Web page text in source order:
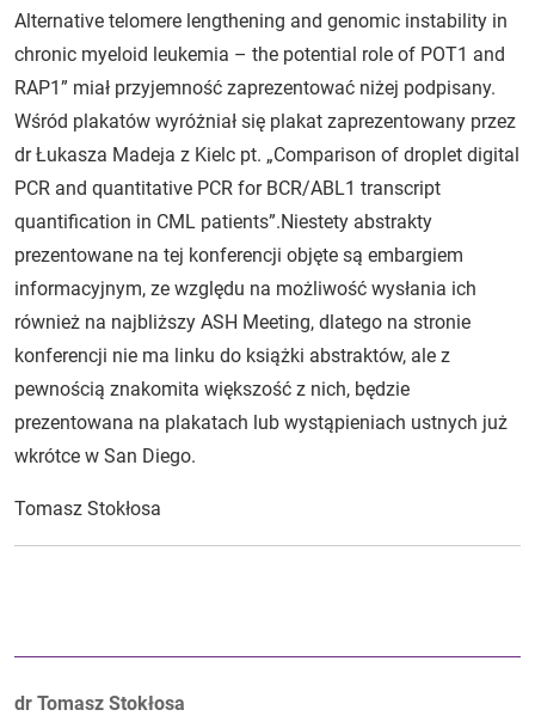
Alternative telomere lengthening and genomic instability in
chronic myeloid leukemia – the potential role of POT1 and
RAP1” miał przyjemność zaprezentować niżej podpisany.
Wśród plakatów wyróżniał się plakat zaprezentowany przez
dr Łukasza Madeja z Kielc pt. „Comparison of droplet digital
PCR and quantitative PCR for BCR/ABL1 transcript
quantification in CML patients”.Niestety abstrakty
prezentowane na tej konferencji objęte są embargiem
informacyjnym, ze względu na możliwość wysłania ich
również na najbliższy ASH Meeting, dlatego na stronie
konferencji nie ma linku do książki abstraktów, ale z
pewnością znakomita większość z nich, będzie
prezentowana na plakatach lub wystąpieniach ustnych już
wkrótce w San Diego.
Tomasz Stokłosa
Autorzy:
dr Tomasz Stokłosa